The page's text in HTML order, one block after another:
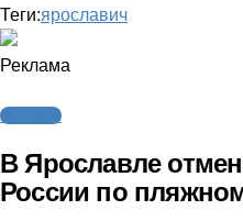
Теги:ярославич
Реклама
Волейбол
В Ярославле
России по